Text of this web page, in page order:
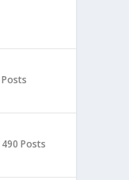
490 Posts